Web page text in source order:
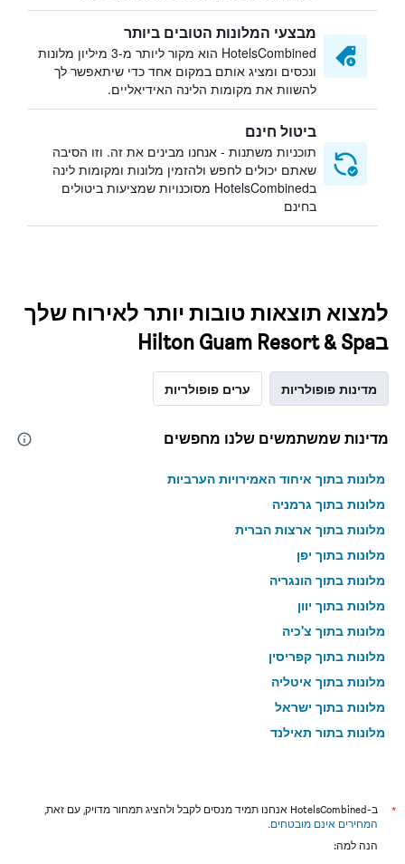
מבצעי המלונות הטובים ביותר
HotelsCombined הוא מקור ליותר מ-3 מיליון מלונות
ונכסים ומציג אותם במקום אחד כדי שיתאפשר לך
להשוות את מקומות הלינה האידיאליים.
ביטול חינם
תוכניות משתנות - אנחנו מבינים את זה. וזו הסיבה
שאתם יכולים לחפש ולהזמין מלונות ומקומות לינה
בHotelsCombined מסוכנויות שמציעות ביטולים
בחינם
למצוא תוצאות טובות יותר לאירוח שלך
בHilton Guam Resort & Spa
מדינות פופולריות ערים פופולריות
מדינות שמשתמשים שלנו מחפשים
מלונות בתוך איחוד האמירויות הערביות
מלונות בתוך גרמניה
מלונות בתוך ארצות הברית
מלונות בתוך יפן
מלונות בתוך הונגריה
מלונות בתוך יוון
מלונות בתוך צ'כיה
מלונות בתוך קפריסין
מלונות בתוך איטליה
מלונות בתוך ישראל
מלונות בתוך תאילנד
*
ב-HotelsCombined אנחנו תמיד מנסים לקבל ולהציג תמחור מדויק, עם זאת,
המחירים אינם מובטחים.
הנה למה: